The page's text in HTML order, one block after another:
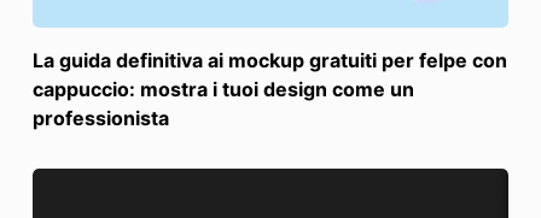
La guida definitiva ai mockup gratuiti per felpe con
cappuccio: mostra i tuoi design come un
professionista